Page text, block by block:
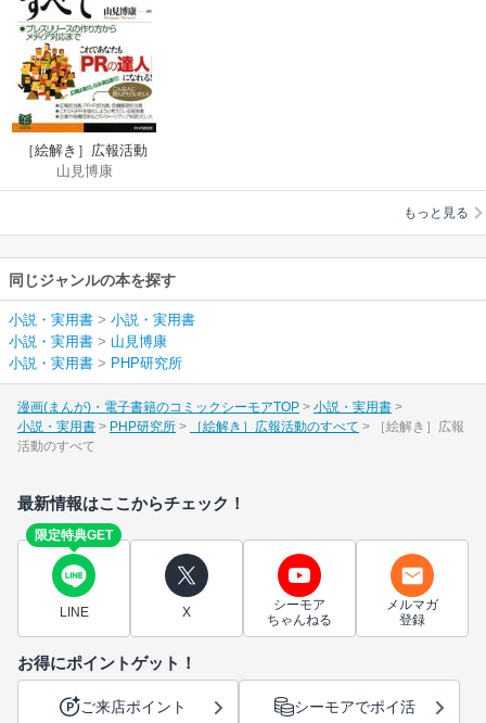
［絵解き］広報活動
のすべて
山見博康
もっと見る
同じジャンルの本を探す
小説・実用書 > 小説・実用書
小説・実用書 > 山見博康
小説・実用書 > PHP研究所
漫画(まんが)・電子書籍のコミックシーモアTOP
小説・実用書
小説・実用書
PHP研究所 ［絵解き］広報活動のすべて
［絵解き］広報
活動のすべて
最新情報はここからチェック！
限定特典GET
LINE X
シーモア
ちゃんねる
メルマガ
登録
お得にポイントゲット！
ご来店ポイント シーモアでポイ活